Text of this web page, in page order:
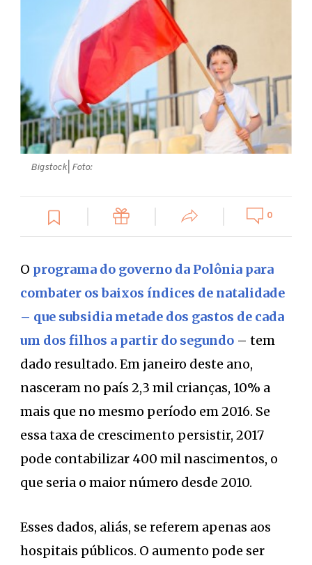
Bigstock | Foto:
0
O programa do governo da Polônia para
combater os baixos índices de natalidade
– que subsidia metade dos gastos de cada
um dos filhos a partir do segundo – tem
dado resultado. Em janeiro deste ano,
nasceram no país 2,3 mil crianças, 10% a
mais que no mesmo período em 2016. Se
essa taxa de crescimento persistir, 2017
pode contabilizar 400 mil nascimentos, o
que seria o maior número desde 2010.
Esses dados, aliás, se referem apenas aos
hospitais públicos. O aumento pode ser